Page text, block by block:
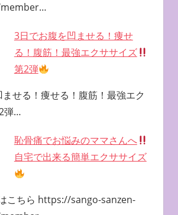
3日でお腹を凹ませる！痩せ
る！腹筋！最強エクササイズ
第2弾
せる！痩せる！腹筋！最強エク
弾…
恥骨痛でお悩みのママさんへ
自宅で出来る簡単エクササイズ
こちら https://sango-sanzen-